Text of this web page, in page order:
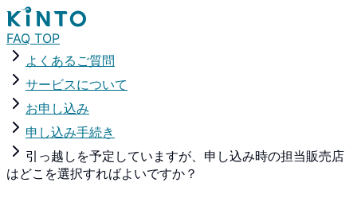
FAQ TOP
よくあるご質問
サービスについて
お申し込み
申し込み手続き
引っ越しを予定していますが、申し込み時の担当販売店
はどこを選択すればよいですか？